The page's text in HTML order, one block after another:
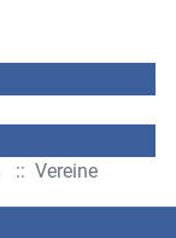
:: Vereine